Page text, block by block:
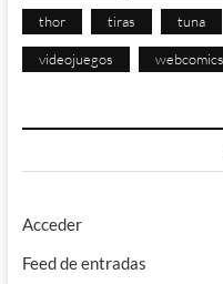
thor tiras tuna
videojuegos webcomics
Acceder
Feed de entradas